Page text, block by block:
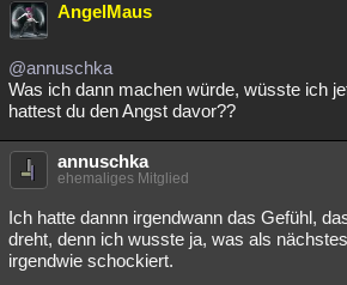
AngelMaus
@annuschka
Was ich dann machen würde, wüsste ich
hattest du den Angst davor??
annuschka
ehemaliges Mitglied
Ich hatte dannn irgendwann das Gefühl,
dreht, denn ich wusste ja, was als
irgendwie schockiert.